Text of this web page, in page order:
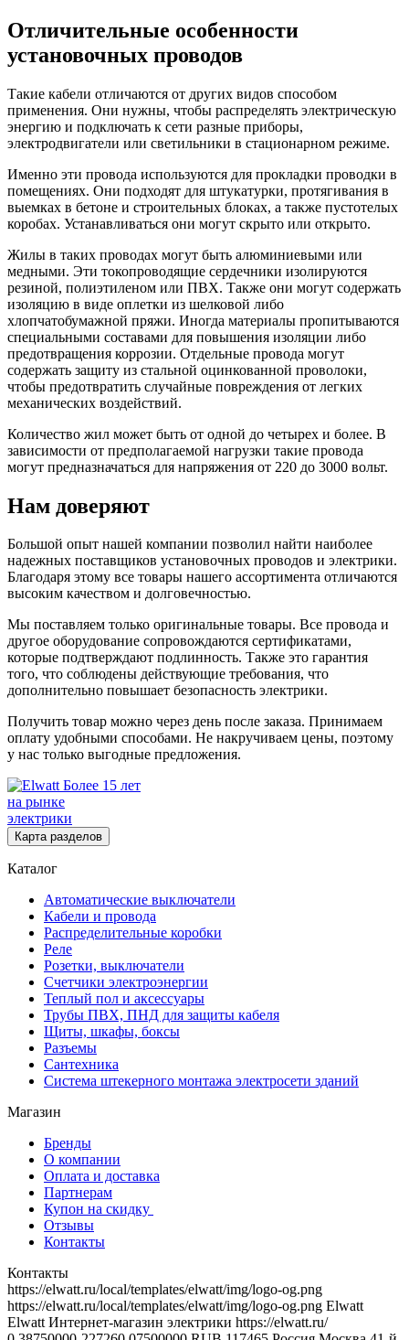
Отличительные особенности
установочных проводов
Такие кабели отличаются от других видов способом
применения. Они нужны, чтобы распределять электрическую
энергию и подключать к сети разные приборы,
электродвигатели или светильники в стационарном режиме.
Именно эти провода используются для прокладки проводки в
помещениях. Они подходят для штукатурки, протягивания в
выемках в бетоне и строительных блоках, а также пустотелых
коробах. Устанавливаться они могут скрыто или открыто.
Жилы в таких проводах могут быть алюминиевыми или
медными. Эти токопроводящие сердечники изолируются
резиной, полиэтиленом или ПВХ. Также они могут содержать
изоляцию в виде оплетки из шелковой либо
хлопчатобумажной пряжи. Иногда материалы пропитываются
специальными составами для повышения изоляции либо
предотвращения коррозии. Отдельные провода могут
содержать защиту из стальной оцинкованной проволоки,
чтобы предотвратить случайные повреждения от легких
механических воздействий.
Количество жил может быть от одной до четырех и более. В
зависимости от предполагаемой нагрузки такие провода
могут предназначаться для напряжения от 220 до 3000 вольт.
Нам доверяют
Большой опыт нашей компании позволил найти наиболее
надежных поставщиков установочных проводов и электрики.
Благодаря этому все товары нашего ассортимента отличаются
высоким качеством и долговечностью.
Мы поставляем только оригинальные товары. Все провода и
другое оборудование сопровождаются сертификатами,
которые подтверждают подлинность. Также это гарантия
того, что соблюдены действующие требования, что
дополнительно повышает безопасность электрики.
Получить товар можно через день после заказа. Принимаем
оплату удобными способами. Не накручиваем цены, поэтому
у нас только выгодные предложения.
Более 15 лет
на рынке
электрики
Карта разделов
Каталог
Автоматические выключатели
Кабели и провода
Распределительные коробки
Реле
Розетки, выключатели
Счетчики электроэнергии
Теплый пол и аксессуары
Трубы ПВХ, ПНД для защиты кабеля
Щиты, шкафы, боксы
Разъемы
Сантехника
Система штекерного монтажа электросети зданий
Магазин
Бренды
О компании
Оплата и доставка
Партнерам
Купон на скидку
Отзывы
Контакты
Контакты
https://elwatt.ru/local/templates/elwatt/img/logo-og.png
https://elwatt.ru/local/templates/elwatt/img/logo-og.png Elwatt
Elwatt Интернет-магазин электрики https://elwatt.ru/